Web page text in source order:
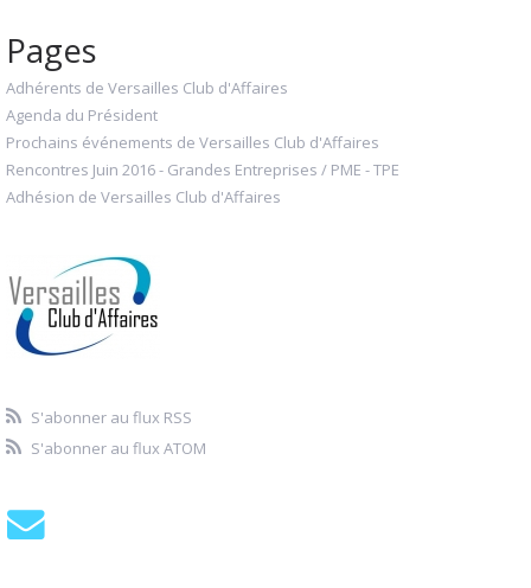
Pages
Adhérents de Versailles Club d'Affaires
Agenda du Président
Prochains événements de Versailles Club d'Affaires
Rencontres Juin 2016 - Grandes Entreprises / PME - TPE
Adhésion de Versailles Club d'Affaires
S'abonner au flux RSS
S'abonner au flux ATOM